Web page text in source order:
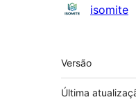
Colaboradores
isomite
Meta
Versão
Última